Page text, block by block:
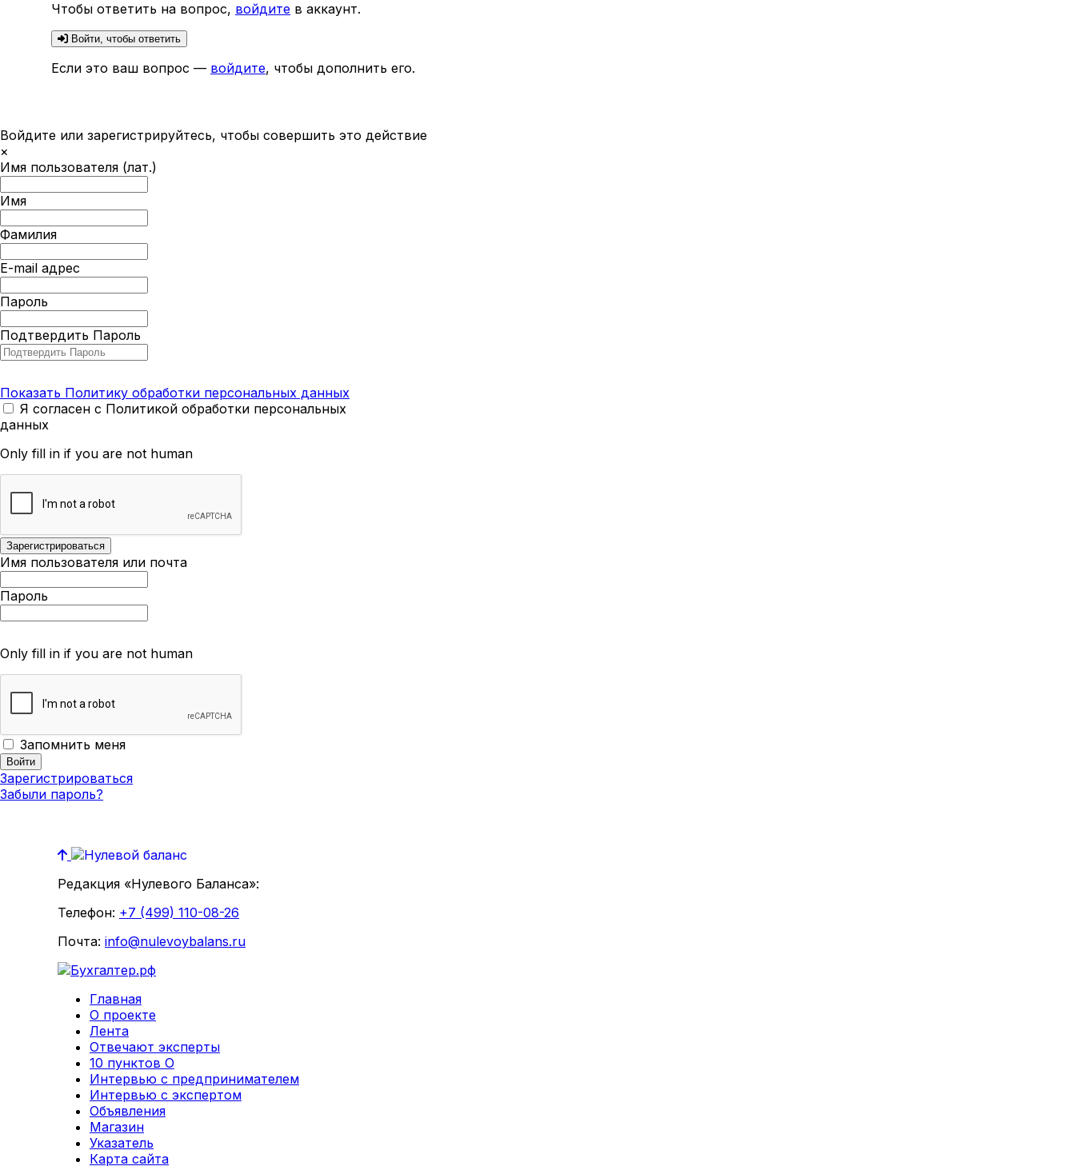
Чтобы ответить на вопрос, войдите в аккаунт.
Войти, чтобы ответить
Если это ваш вопрос — войдите, чтобы дополнить его.
Войдите или зарегистрируйтесь, чтобы совершить это действие
×
Имя пользователя (лат.)
Имя
Фамилия
E-mail адрес
Пароль
Подтвердить Пароль
Показать Политику обработки персональных данных
Я согласен с Политикой обработки персональных
данных
Only fill in if you are not human
Имя пользователя или почта
Пароль
Only fill in if you are not human
Запомнить меня
Зарегистрироваться
Забыли пароль?
Редакция «Нулевого Баланса»:
Телефон: +7 (499) 110-08-26
Почта: info@nulevoybalans.ru
Главная
О проекте
Лента
Отвечают эксперты
10 пунктов О
Интервью с предпринимателем
Интервью с экспертом
Объявления
Магазин
Указатель
Карта сайта